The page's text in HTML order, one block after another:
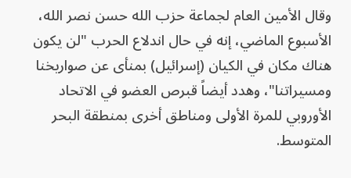
وقال الأمين العام لجماعة حزب الله حسن نصر الله،
الأسبوع الماضي، إنه في حال اندلاع الحرب "لن يكون
هناك مكان في الكيان (إسرائيل) بمنأى عن صواريخنا
ومسيراتنا"، وهدد أيضاً قبرص العضو في الاتحاد
الأوروبي للمرة الأولى ومناطق أخرى بمنطقة البحر
المتوسط.